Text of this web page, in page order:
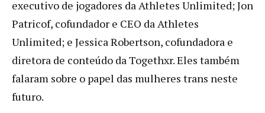
executivo de jogadores da Athletes Unlimited; Jon
Patricof, cofundador e CEO da Athletes
Unlimited; e Jessica Robertson, cofundadora e
diretora de conteúdo da Togethxr. Eles também
falaram sobre o papel das mulheres trans neste
futuro.